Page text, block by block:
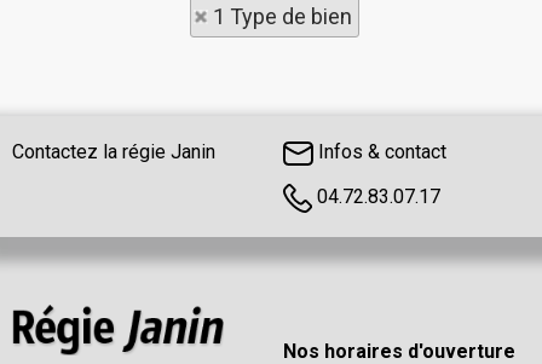
1 Type de bien
Contactez la régie Janin
Infos & contact
04.72.83.07.17
Nos horaires d'ouverture